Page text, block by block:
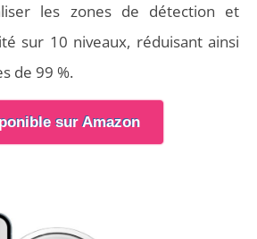
les zones de détection et
sur 10 niveaux, réduisant ainsi
de 99 %.
sur Amazon